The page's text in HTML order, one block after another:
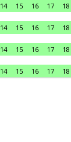
14 15 16 17 18
14 15 16 17 18
14 15 16 17 18
14 15 16 17 18